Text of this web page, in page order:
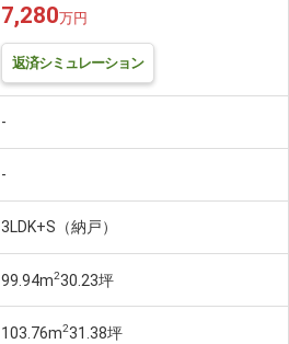
7,280万円
返済シミュレーション
-
-
3LDK+S（納戸）
99.94m230.23坪
103.76m231.38坪